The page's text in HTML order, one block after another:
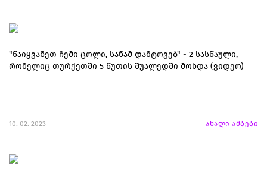
"წაიყვანეთ ჩემი ცოლი, სანამ დამტოვებ" - 2 სასწაული,
რომელიც თურქეთში 5 წუთის შუალედში მოხდა (ვიდეო)
10. 02. 2023 ახალი ამბები